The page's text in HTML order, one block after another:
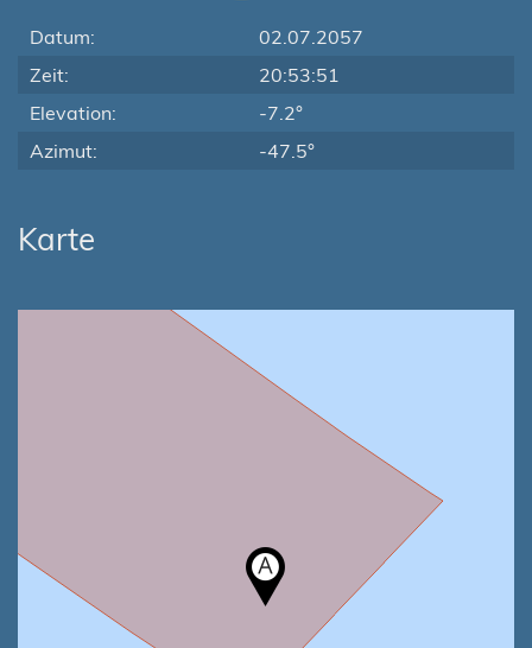
Datum:
02.07.2057
Zeit:
20:53:51
Elevation:
-7.2°
Azimut:
-47.5°
Karte